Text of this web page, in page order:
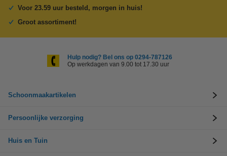
Voor 23.59 uur besteld, morgen in huis!
Groot assortiment!
Hulp nodig? Bel ons op 0294-787126
Op werkdagen van 9.00 tot 17.30 uur
Schoonmaakartikelen
Persoonlijke verzorging
Huis en Tuin